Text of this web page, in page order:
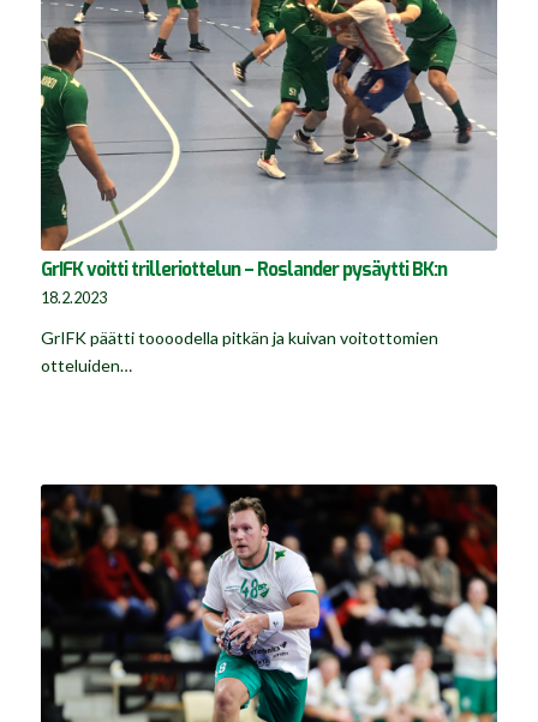
GrIFK voitti trilleriottelun – Roslander pysäytti BK:n
18.2.2023
GrIFK päätti toooodella pitkän ja kuivan voitottomien
otteluiden…